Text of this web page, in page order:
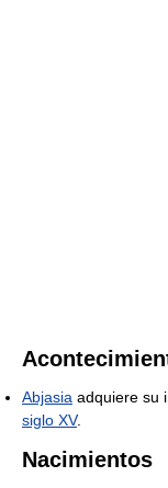
Abjasia adquiere su
siglo XV.
Nacimientos